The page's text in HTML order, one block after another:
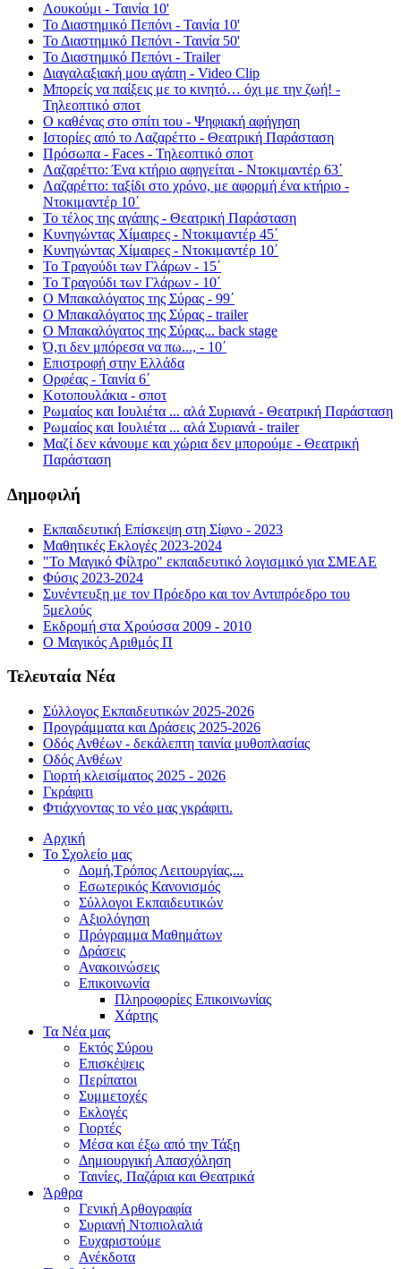
Λουκούμι - Ταινία 10'
Το Διαστημικό Πεπόνι - Ταινία 10'
Το Διαστημικό Πεπόνι - Ταινία 50'
Το Διαστημικό Πεπόνι - Trailer
Διαγαλαξιακή μου αγάπη - Video Clip
Μπορείς να παίξεις με το κινητό… όχι με την ζωή! -
Τηλεοπτικό σποτ
Ο καθένας στο σπίτι του - Ψηφιακή αφήγηση
Ιστορίες από το Λαζαρέττο - Θεατρική Παράσταση
Πρόσωπα - Faces - Τηλεοπτικό σποτ
Λαζαρέττο: Ένα κτήριο αφηγείται - Ντοκιμαντέρ 63΄
Λαζαρέττο: ταξίδι στο χρόνο, με αφορμή ένα κτήριο -
Ντοκιμαντέρ 10΄
Το τέλος της αγάπης - Θεατρική Παράσταση
Κυνηγώντας Χίμαιρες - Ντοκιμαντέρ 45΄
Κυνηγώντας Χίμαιρες - Ντοκιμαντέρ 10΄
Το Τραγούδι των Γλάρων - 15΄
Το Τραγούδι των Γλάρων - 10΄
Ο Μπακαλόγατος της Σύρας - 99΄
Ο Μπακαλόγατος της Σύρας - trailer
Ο Μπακαλόγατος της Σύρας... back stage
Ό,τι δεν μπόρεσα να πω..., - 10΄
Επιστροφή στην Ελλάδα
Ορφέας - Ταινία 6΄
Κοτοπουλάκια - σποτ
Ρωμαίος και Ιουλιέτα ... αλά Συριανά - Θεατρική Παράσταση
Ρωμαίος και Ιουλιέτα ... αλά Συριανά - trailer
Μαζί δεν κάνουμε και χώρια δεν μπορούμε - Θεατρική
Παράσταση
Δημοφιλή
Εκπαιδευτική Επίσκεψη στη Σίφνο - 2023
Μαθητικές Εκλογές 2023-2024
"Το Μαγικό Φίλτρο" εκπαιδευτικό λογισμικό για ΣΜΕΑΕ
Φύσις 2023-2024
Συνέντευξη με τον Πρόεδρο και τον Αντιπρόεδρο του
5μελούς
Εκδρομή στα Χρούσσα 2009 - 2010
Ο Μαγικός Αριθμός Π
Τελευταία Νέα
Σύλλογος Εκπαιδευτικών 2025-2026
Προγράμματα και Δράσεις 2025-2026
Οδός Ανθέων - δεκάλεπτη ταινία μυθοπλασίας
Οδός Ανθέων
Γιορτή κλεισίματος 2025 - 2026
Γκράφιτι
Φτιάχνοντας το νέο μας γκράφιτι.
Αρχική
Το Σχολείο μας
Δομή,Τρόπος Λειτουργίας,...
Εσωτερικός Κανονισμός
Σύλλογοι Εκπαιδευτικών
Αξιολόγηση
Πρόγραμμα Μαθημάτων
Δράσεις
Ανακοινώσεις
Επικοινωνία
Πληροφορίες Επικοινωνίας
Χάρτης
Τα Νέα μας
Εκτός Σύρου
Επισκέψεις
Περίπατοι
Συμμετοχές
Εκλογές
Γιορτές
Μέσα και έξω από την Τάξη
Δημιουργική Απασχόληση
Ταινίες, Παζάρια και Θεατρικά
Άρθρα
Γενική Αρθογραφία
Συριανή Ντοπιολαλιά
Ευχαριστούμε
Ανέκδοτα